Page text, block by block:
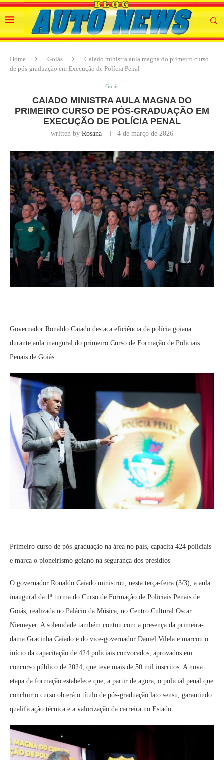
Home Goiás
Caiado ministra aula magna do primeiro curso
de pós-graduação em Execução de Polícia Penal
Goiás
CAIADO MINISTRA AULA MAGNA DO
PRIMEIRO CURSO DE PÓS-GRADUAÇÃO EM
EXECUÇÃO DE POLÍCIA PENAL
written by Rosana 4 de março de 2026
Governador Ronaldo Caiado destaca eficiência da polícia goiana
durante aula inaugural do primeiro Curso de Formação de Policiais
Penais de Goiás
Primeiro curso de pós-graduação na área no país, capacita 424 policiais
e marca o pioneirismo goiano na segurança dos presídios
O governador Ronaldo Caiado ministrou, nesta terça-feira (3/3), a aula
inaugural da 1ª turma do Curso de Formação de Policiais Penais de
Goiás, realizada no Palácio da Música, no Centro Cultural Oscar
Niemeyer. A solenidade também contou com a presença da primeira-
dama Gracinha Caiado e do vice-governador Daniel Vilela e marcou o
início da capacitação de 424 policiais convocados, aprovados em
concurso público de 2024, que teve mais de 50 mil inscritos. A nova
etapa da formação estabelece que, a partir de agora, o policial penal que
concluir o curso obterá o título de pós-graduação lato sensu, garantindo
qualificação técnica e a valorização da carreira no Estado.